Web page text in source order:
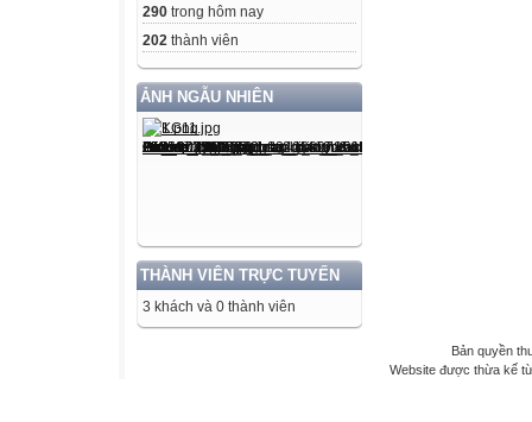
290 trong hôm nay
202 thành viên
ẢNH NGẪU NHIÊN
THÀNH VIÊN TRỰC TUYẾN
3 khách và 0 thành viên
Bản quyền
Website được thừa kế